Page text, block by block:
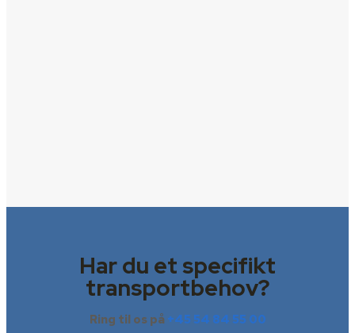
Har du et specifikt
transportbehov?
Ring til os på +45 54 84 55 00